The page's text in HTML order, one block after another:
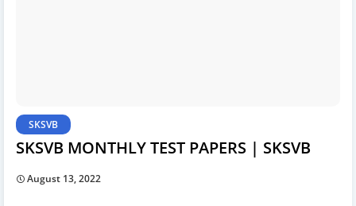
SKSVB
SKSVB MONTHLY TEST PAPERS | SKSVB
August 13, 2022